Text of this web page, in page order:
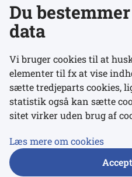
Se alle kontaktnumre
Links
Udgivelser
Du
data
Vi bruger cookies til at
elementer til fx at vise
sætte tredjeparts cookies,
statistik også kan sætte
sitet virker uden brug af
Læs mere om cookies